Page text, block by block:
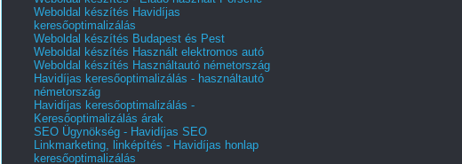
Weboldal készítés Havidíjas
keresőoptimalizálás
Weboldal készítés Budapest és Pest
Weboldal készítés Használt elektromos autó
Weboldal készítés Használtautó németország
Havidíjas keresőoptimalizálás - használtautó
németország
Havidíjas keresőoptimalizálás -
Keresőoptimalizálás árak
SEO Ügynökség - Havidíjas SEO
Linkmarketing, linképítés - Havidíjas honlap
keresőoptimalizálás